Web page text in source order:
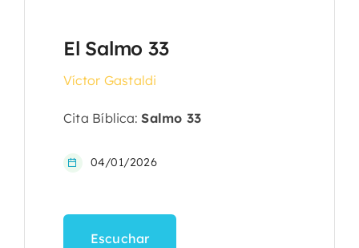
El Salmo 33
Víctor Gastaldi
Cita Bíblica:Salmo 33
04/01/2026
Escuchar